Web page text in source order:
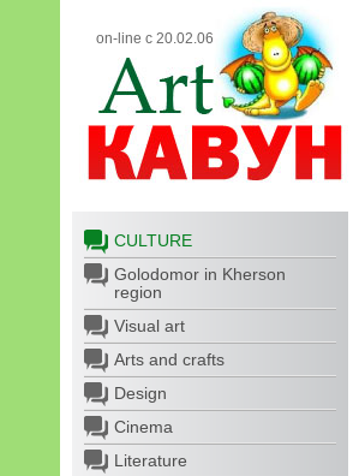
on-line с 20.02.06
CULTURE
Golodomor in Kherson
region
Visual art
Arts and crafts
Design
Cinema
Literature